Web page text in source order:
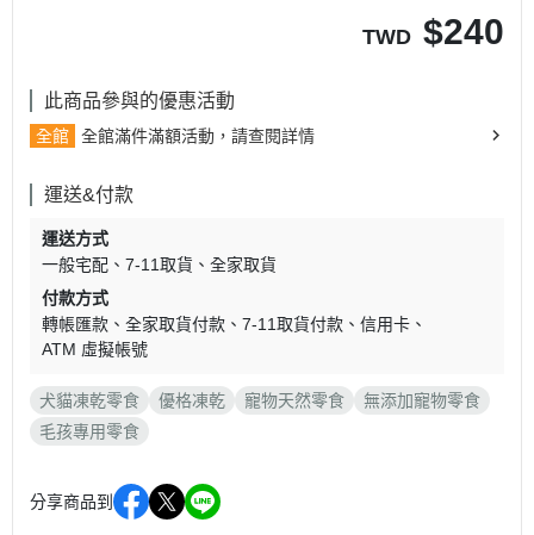
TWD $240
此商品參與的優惠活動
全館 全館滿件滿額活動，請查閱詳情
運送&付款
運送方式
一般宅配
7-11取貨
全家取貨
付款方式
轉帳匯款
全家取貨付款 7-11取貨付款
信用卡
ATM 虛擬帳號
犬貓凍乾零食 優格凍乾 寵物天然零食
無添加寵物零食
毛孩專用零食
分享商品到